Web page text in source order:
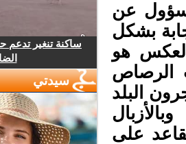
عن
بشكل
بدستور 2011، بل العكس هو
الرصاص
البلد
على
ساكنة تنغير تدعم
سيدتي